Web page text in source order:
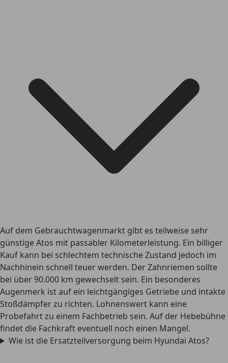
Auf dem Gebrauchtwagenmarkt gibt es teilweise sehr
günstige Atos mit passabler Kilometerleistung. Ein billiger
Kauf kann bei schlechtem technische Zustand jedoch im
Nachhinein schnell teuer werden. Der Zahnriemen sollte
bei über 90.000 km gewechselt sein. Ein besonderes
Augenmerk ist auf ein leichtgängiges Getriebe und intakte
Stoßdämpfer zu richten. Lohnenswert kann eine
Probefahrt zu einem Fachbetrieb sein. Auf der Hebebühne
findet die Fachkraft eventuell noch einen Mangel.
Wie ist die Ersatzteilversorgung beim Hyundai Atos?